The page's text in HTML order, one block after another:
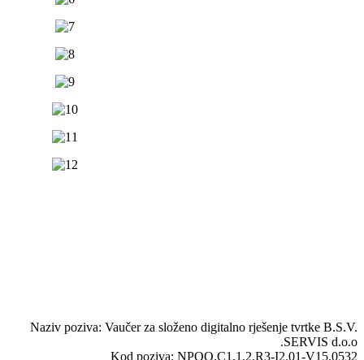
Naziv poziva: Vaučer za složeno digitalno rješenje tvrtke B.S.V.
SERVIS d.o.o.
Kod poziva: NPOO.C1.1.2.R3-I2.01-V15.0532